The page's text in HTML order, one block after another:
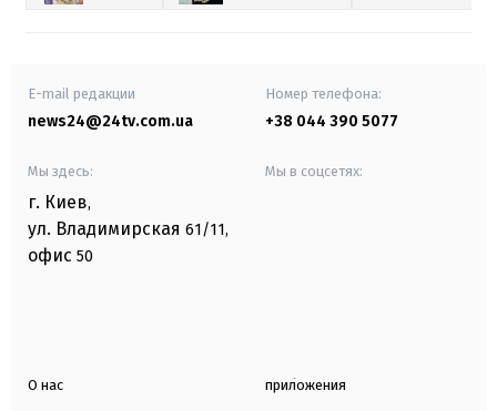
E-mail редакции
news24@24tv.com.ua
Номер телефона:
+38 044 390 5077
Мы здесь:
г. Киев,
ул. Владимирская 61/11,
офис 50
Мы в соцсетях:
О нас приложения